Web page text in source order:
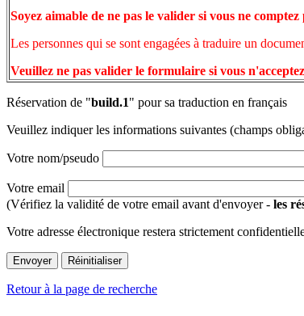
Soyez aimable de ne pas le valider si vous ne
Les personnes qui se sont engagées à traduire un
Veuillez ne pas valider le formulaire si vous
Réservation de "build.1" pour sa traduction en français
Veuillez indiquer les informations suivantes (champs
Votre nom/pseudo
Votre email
(Vérifiez la validité de votre email avant d'envoyer - les
Votre adresse électronique restera strictement
Retour à la page de recherche